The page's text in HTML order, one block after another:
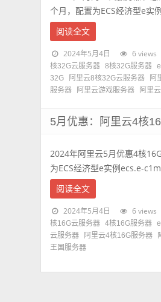
个月，配置为ECS经济型e
阅读全文
2024年5月4日 6 views
核32G云服务器 8核32G服务器
32G
阿里云8核32G云服务器 阿
服务器
阿里云游戏服务器 阿里
5月优惠：阿里云4核
2024年阿里云5月优惠4核
为ECS经济型e实例ecs.e-
阅读全文
2024年5月4日 6 views
核16G云服务器 4核16G服务器
云服务器
阿里云4核16G服务器
王国服务器